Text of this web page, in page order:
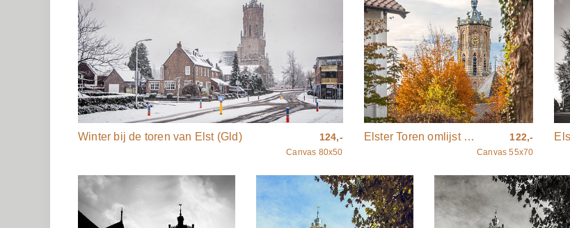
Winter bij de toren van Elst (Gld) 124,-
Canvas 80x50
Elster Toren omlijst door herfstkleuren. 122,-
Canvas 55x70